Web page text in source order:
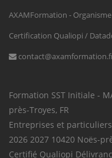
AXAMFormation -
Certification Qualiopi /
Formation SST Initiale -
près-Troyes, FR
Entreprises et particuliers
2026 2027 10420 Noës-
Certifié Qualiopi